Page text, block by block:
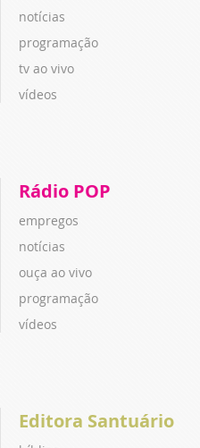
notícias
programação
tv ao vivo
vídeos
Rádio POP
empregos
notícias
ouça ao vivo
programação
vídeos
Editora Santuário